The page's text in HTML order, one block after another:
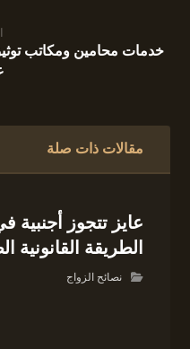
خدمات محامين ومكاتب
مقالات ذات صلة
عايز تتجوز
الطريقة القانونية
نصائح الزواج